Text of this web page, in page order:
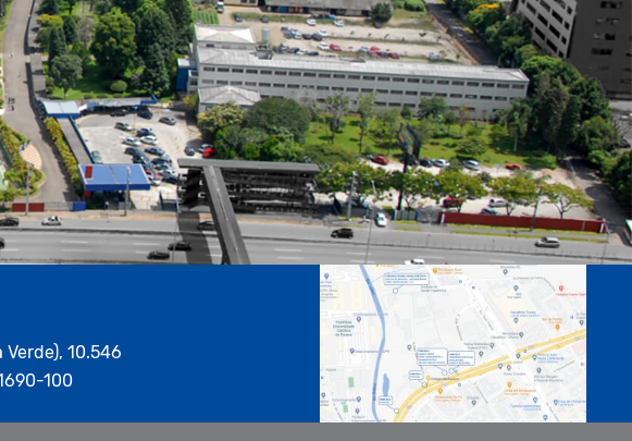
10.546
100